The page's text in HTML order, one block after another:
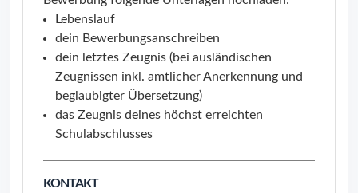
Lebenslauf
dein Bewerbungsanschreiben
dein letztes Zeugnis (bei ausländischen
Zeugnissen inkl. amtlicher Anerkennung und
beglaubigter Übersetzung)
das Zeugnis deines höchst erreichten
Schulabschlusses
KONTAKT